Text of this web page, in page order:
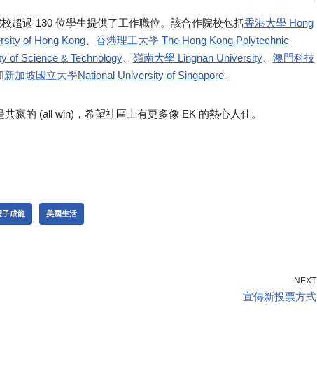
超過 130 位學生提供了工作職位。該合作院校包括香港大學 Hong
of Hong Kong、 香港理工大學 The Hong Kong Polytechnic
of Science & Technology、 嶺南大學 Lingnan University、 澳門科技
新加坡國立大學National University of Singapore。
嬴的 (all win)，希望社區上有更多像 EK 的熱心人仕。
子成龍 美國生活
NEXT
宣傳新投票方式